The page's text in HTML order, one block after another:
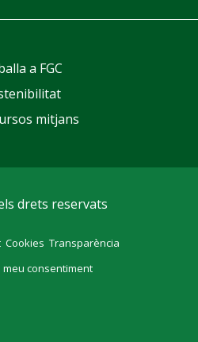
a FGC
mitjans
drets reservats
Cookies Transparència
consentiment